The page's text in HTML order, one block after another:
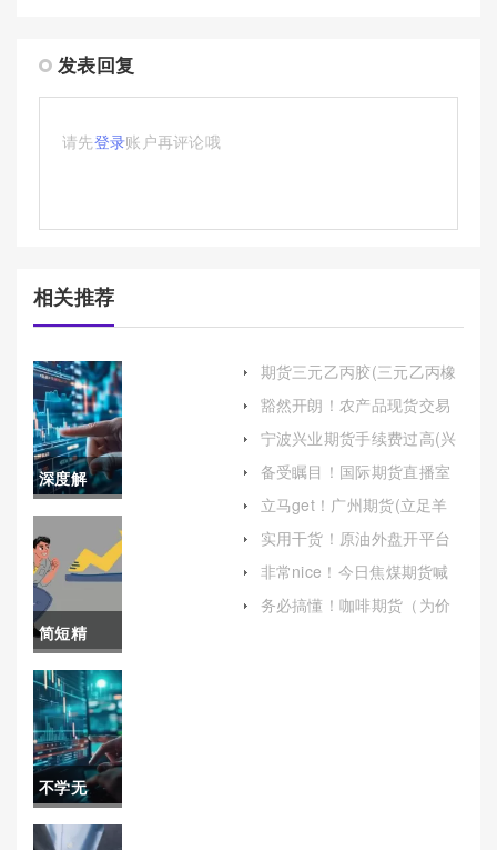
发表回复
请先登录账户再评论哦
相关推荐
深度解
析！国际
期货之星
喊单直播
室(为投资
者提供全
面和准确
的信息)
简短精
辟！棉花
2205期货
(市场分析
与展望)
不学无
识！国际
期货三元乙丙胶(三元乙丙橡
胶期货)
豁然开朗！农产品现货交易
(电子农产品现货交易)
宁波兴业期货手续费过高(兴
业期货手续费很贵)
备受瞩目！国际期货直播室
面粉喊单(实时指导与市场分
析)
立马get！广州期货(立足羊
城，面向世界)
实用干货！原油外盘开平台
(全面解析与指南)
非常nice！今日焦煤期货喊
单直播行情(焦煤市场动态与
投资策略)
务必搞懂！咖啡期货（为价